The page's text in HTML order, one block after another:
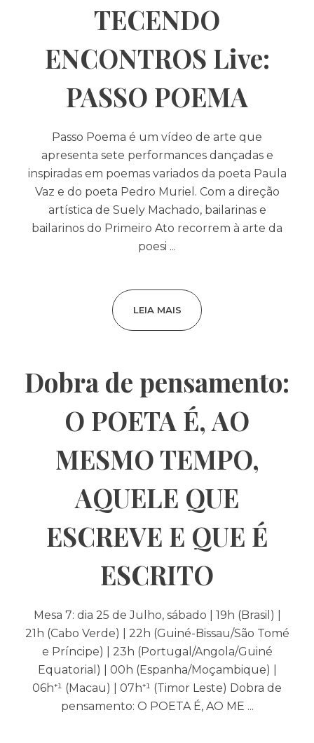
TECENDO
ENCONTROS Live:
PASSO POEMA
Passo Poema é um vídeo de arte que
apresenta sete performances dançadas e
inspiradas em poemas variados da poeta Paula
Vaz e do poeta Pedro Muriel. Com a direção
artística de Suely Machado, bailarinas e
bailarinos do Primeiro Ato recorrem à arte da
poesi ...
LEIA MAIS
Dobra de pensamento:
O POETA É, AO
MESMO TEMPO,
AQUELE QUE
ESCREVE E QUE É
ESCRITO
Mesa 7: dia 25 de Julho, sábado | 19h (Brasil) |
21h (Cabo Verde) | 22h (Guiné-Bissau/São Tomé
e Príncipe) | 23h (Portugal/Angola/Guiné
Equatorial) | 00h (Espanha/Moçambique) |
06h⁺¹ (Macau) | 07h⁺¹ (Timor Leste) Dobra de
pensamento: O POETA É, AO ME ...